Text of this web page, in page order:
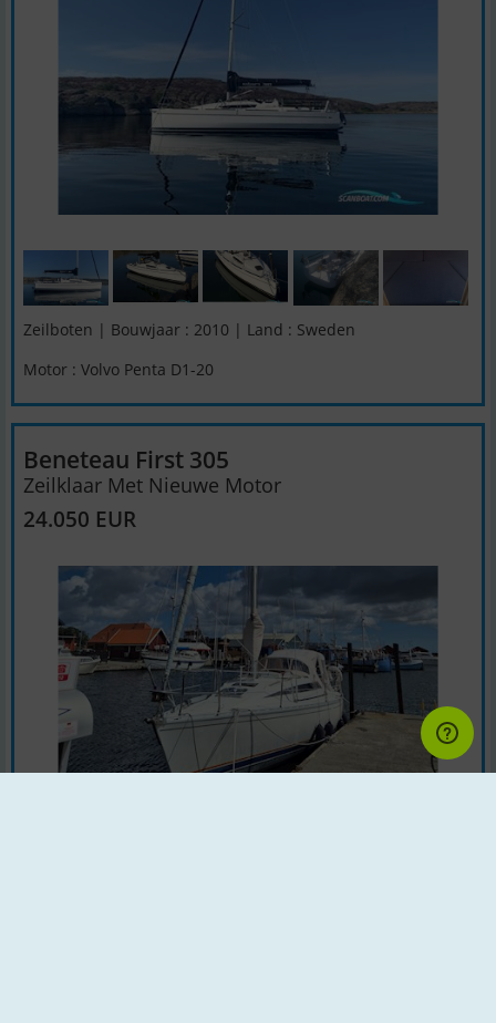
Zeilboten | Bouwjaar : 2010 | Land : Sweden
Motor : Volvo Penta D1-20
Beneteau First 305
Zeilklaar Met Nieuwe Motor
24.050 EUR